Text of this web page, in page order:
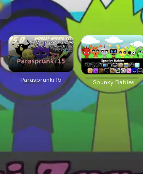
Parasprunki 15 Spunky Babies